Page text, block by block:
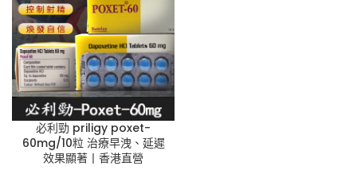
必利勁 priligy poxet-
60mg/10粒 治療早洩、延遲
效果顯著丨香港直營